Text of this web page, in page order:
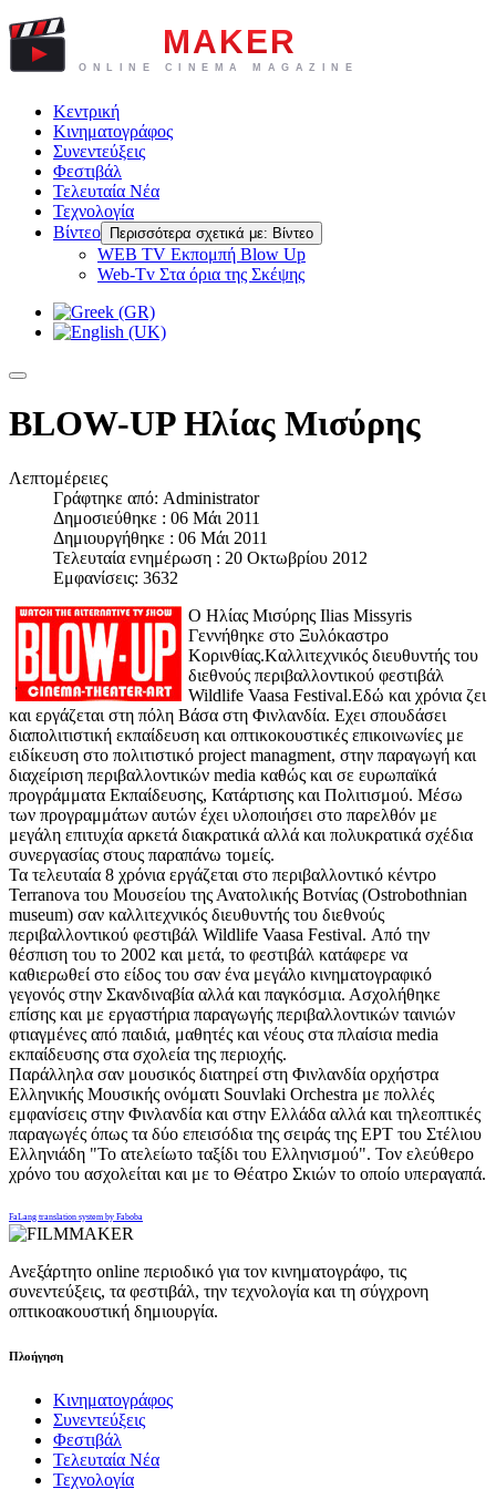
Κεντρική
Κινηματογράφος
Συνεντεύξεις
Φεστιβάλ
Τελευταία Νέα
Τεχνολογία
Βίντεο
Περισσότερα σχετικά με: Βίντεο
WEB TV Eκπομπή Blow Up
Web-Tv Στα όρια της Σκέψης
BLOW-UP Ηλίας Μισύρης
Λεπτομέρειες
Γράφτηκε από: Administrator
Δημοσιεύθηκε : 06 Μάι 2011
Δημιουργήθηκε : 06 Μάι 2011
Τελευταία ενημέρωση : 20 Οκτωβρίου 2012
Εμφανίσεις: 3632
Ο Ηλίας Μισύρης Ilias Missyris
Γεννήθηκε στο Ξυλόκαστρο
Κορινθίας.Kαλλιτεχνικός διευθυντής του
διεθνούς περιβαλλοντικού φεστιβάλ
Wildlife Vaasa Festival.Εδώ και χρόνια ζει
και εργάζεται στη πόλη Βάσα στη Φινλανδία. Eχει σπουδάσει
διαπολιτιστική εκπαίδευση και oπτικοκουστικές επικοινωνίες με
ειδίκευση στο πολιτιστικό project managment, στην παραγωγή και
διαχείριση περιβαλλοντικών media καθώς και σε ευρωπαϊκά
προγράμματα Εκπαίδευσης, Κατάρτισης και Πολιτισμού. Μέσω
των προγραμμάτων αυτών έχει υλοποιήσει στο παρελθόν με
μεγάλη επιτυχία αρκετά διακρατικά αλλά και πολυκρατικά σχέδια
συνεργασίας στους παραπάνω τομείς.
Τα τελευταία 8 χρόνια εργάζεται στο περιβαλλοντικό κέντρο
Terranova του Μουσείου της Ανατολικής Βοτνίας (Ostrobothnian
museum) σαν καλλιτεχνικός διευθυντής του διεθνούς
περιβαλλοντικού φεστιβάλ Wildlife Vaasa Festival. Από την
θέσπιση του το 2002 και μετά, το φεστιβάλ κατάφερε να
καθιερωθεί στο είδος του σαν ένα μεγάλο κινηματογραφικό
γεγονός στην Σκανδιναβία αλλά και παγκόσμια. Ασχολήθηκε
επίσης και με εργαστήρια παραγωγής περιβαλλοντικών ταινιών
φτιαγμένες από παιδιά, μαθητές και νέους στα πλαίσια media
εκπαίδευσης στα σχολεία της περιοχής.
Παράλληλα σαν μουσικός διατηρεί στη Φινλανδία ορχήστρα
Ελληνικής Μουσικής ονόματι Souvlaki Orchestra με πολλές
εμφανίσεις στην Φινλανδία και στην Ελλάδα αλλά και τηλεοπτικές
παραγωγές όπως τα δύο επεισόδια της σειράς της ΕΡΤ του Στέλιου
Ελληνιάδη "Το ατελείωτο ταξίδι του Ελληνισμού". Τον ελεύθερο
χρόνο του ασχολείται και με τo Θέατρο Σκιών το οποίο υπεραγαπά.
FaLang translation system by Faboba
Ανεξάρτητο online περιοδικό για τον κινηματογράφο, τις
συνεντεύξεις, τα φεστιβάλ, την τεχνολογία και τη σύγχρονη
οπτικοακουστική δημιουργία.
Πλοήγηση
Κινηματογράφος
Συνεντεύξεις
Φεστιβάλ
Τελευταία Νέα
Τεχνολογία